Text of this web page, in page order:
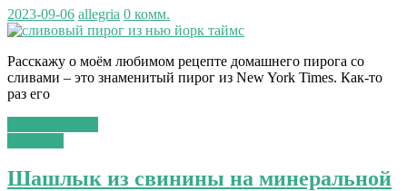
2023-09-06 allegria 0 комм.
Расскажу о моём любимом рецепте домашнего пирога со
сливами – это знаменитый пирог из New York Times. Как-то
раз его
Шашлык из свинины на минеральной